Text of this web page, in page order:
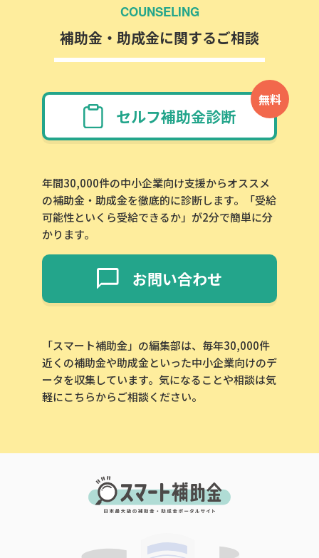
COUNSELING
補助金・助成金に関するご相談
無料
セルフ補助金診断
年間30,000件の中小企業向け支援からオススメ
の補助金・助成金を徹底的に診断します。「受給
可能性といくら受給できるか」が2分で簡単に分
かります。
お問い合わせ
「スマート補助金」の編集部は、毎年30,000件
近くの補助金や助成金といった中小企業向けのデ
ータを収集しています。気になることや相談は気
軽にこちらからご相談ください。